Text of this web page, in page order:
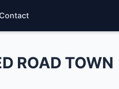
Contact
ROAD TOWN